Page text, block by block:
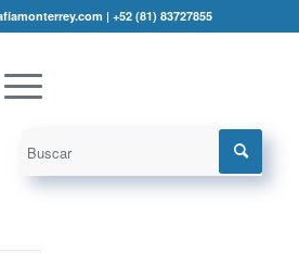
| +52 (81) 83727855